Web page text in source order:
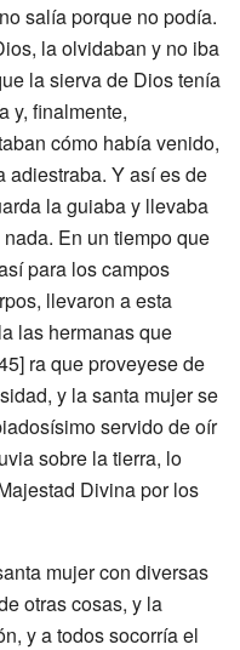
salía porque no podía.
la olvidaban y no iba
la sierva de Dios tenía
y, finalmente,
cómo había venido,
adiestraba. Y así es de
la guiaba y llevaba
En un tiempo que
para los campos
llevaron a esta
las hermanas que
ra que proveyese de
y la santa mujer se
servido de oír
sobre la tierra, lo
Divina por los
mujer con diversas
otras cosas, y la
y a todos socorría el